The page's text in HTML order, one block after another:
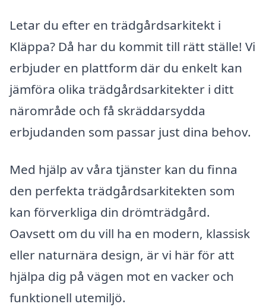
Letar du efter en trädgårdsarkitekt i
Kläppa? Då har du kommit till rätt ställe! Vi
erbjuder en plattform där du enkelt kan
jämföra olika trädgårdsarkitekter i ditt
närområde och få skräddarsydda
erbjudanden som passar just dina behov.
Med hjälp av våra tjänster kan du finna
den perfekta trädgårdsarkitekten som
kan förverkliga din drömträdgård.
Oavsett om du vill ha en modern, klassisk
eller naturnära design, är vi här för att
hjälpa dig på vägen mot en vacker och
funktionell utemiljö.